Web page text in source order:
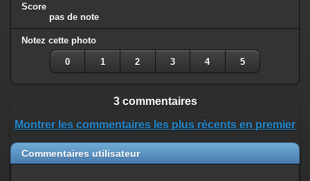
Score
pas de note
Notez cette photo
0 1 2 3 4 5
3 commentaires
Montrer les commentaires les plus récents en premier
Commentaires utilisateur